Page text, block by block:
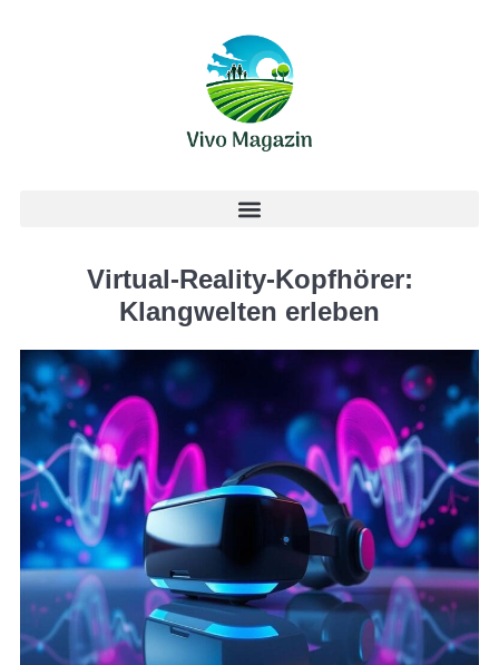
Virtual-Reality-Kopfhörer:
Klangwelten erleben